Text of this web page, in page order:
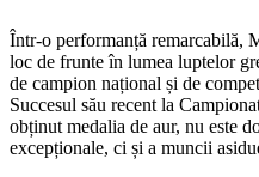
Într-o performanță remarcabilă,
loc de frunte în lumea luptelor
de campion național și de
Succesul său recent la
obținut medalia de aur, nu este
excepționale, ci și a muncii